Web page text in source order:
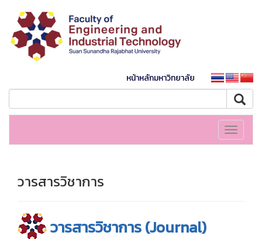
หน้าหลักมหาวิทยาลัย
Toggle
วารสารวิชาการ
วารสารวิชาการ (Journal)